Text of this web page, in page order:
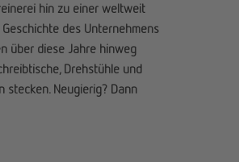
hin zu einer weltweit
des Unternehmens
über diese Jahre hinweg
Drehstühle und
stecken. Neugierig? Dann